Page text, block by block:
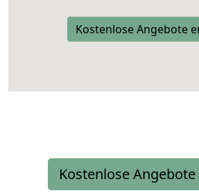
Kostenlose Angebote
Kostenlose